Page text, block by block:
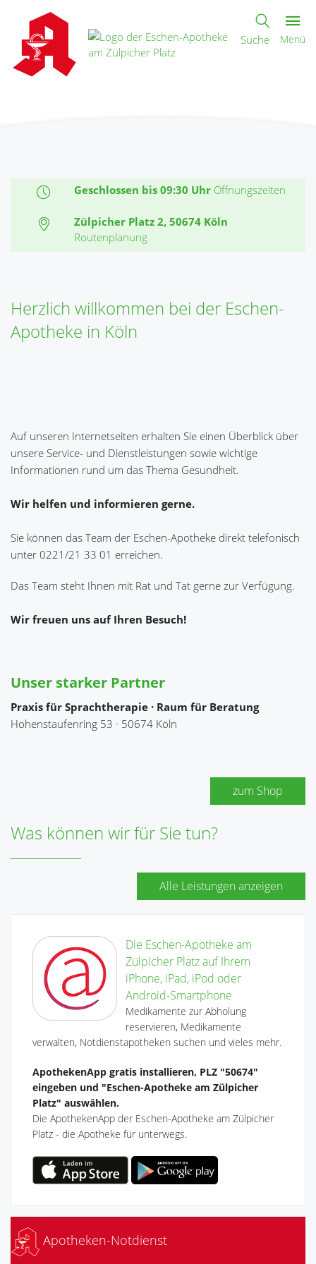
Suche Menü
Geschlossen bis 09:30 Uhr Öffnungszeiten
Zülpicher Platz 2, 50674 Köln
Routenplanung
Herzlich willkommen bei der Eschen-
Apotheke in Köln
Auf unseren Internetseiten erhalten Sie einen Überblick über
unsere Service- und Dienstleistungen sowie wichtige
Informationen rund um das Thema Gesundheit.
Wir helfen und informieren gerne.
Sie können das Team der Eschen-Apotheke direkt telefonisch
unter 0221/21 33 01 erreichen.
Das Team steht Ihnen mit Rat und Tat gerne zur Verfügung.
Wir freuen uns auf Ihren Besuch!
Unser starker Partner
Praxis für Sprachtherapie · Raum für Beratung
Hohenstaufenring 53 · 50674 Köln
zum Shop
Was können wir für Sie tun?
Alle Leistungen anzeigen
Die Eschen-Apotheke am
Zülpicher Platz auf Ihrem
iPhone, iPad, iPod oder
Android-Smartphone
Medikamente zur Abholung
reservieren, Medikamente
verwalten, Notdienstapotheken suchen und vieles mehr.
ApothekenApp gratis installieren, PLZ "50674"
eingeben und "Eschen-Apotheke am Zülpicher
Platz" auswählen.
Die ApothekenApp der Eschen-Apotheke am Zülpicher
Platz - die Apotheke für unterwegs.
Apotheken-Notdienst